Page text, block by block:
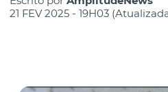
21 FEV 2025 - 19H03